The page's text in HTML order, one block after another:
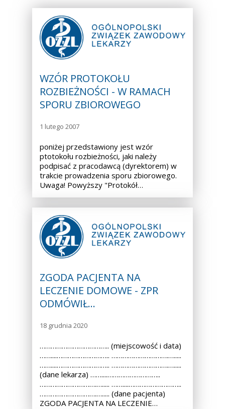
WZÓR PROTOKOŁU
ROZBIEŻNOŚCI - W RAMACH
SPORU ZBIOROWEGO
1 lutego 2007
poniżej przedstawiony jest wzór
ptotokołu rozbieżności, jaki należy
podpisać z pracodawcą (dyrektorem) w
trakcie prowadzenia sporu zbiorowego.
Uwaga! Powyższy "Protokół…
ZGODA PACJENTA NA
LECZENIE DOMOWE - ZPR
ODMÓWIŁ…
18 grudnia 2020
……………………………….. (miejscowość i data)
……....……………………….. ………………………….….....
……....……………………….. ………………………….….....
(dane lekarza) ……....………………………..
………………………….…..... ……....………………………..
………………………….…..... (dane pacjenta)
ZGODA PACJENTA NA LECZENIE…